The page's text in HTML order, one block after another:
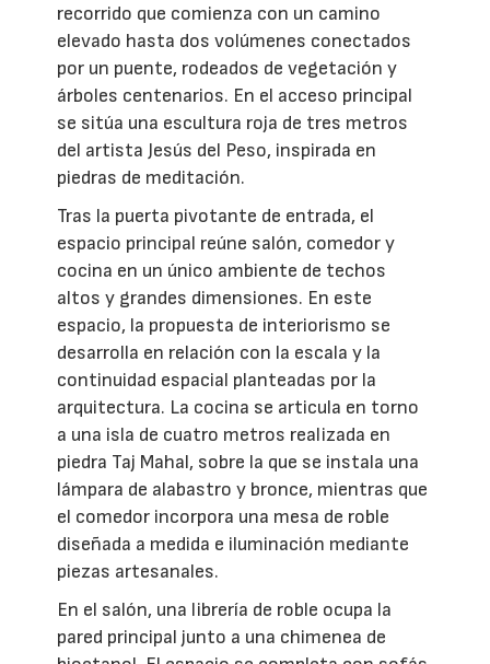
recorrido que comienza con un camino
elevado hasta dos volúmenes conectados
por un puente, rodeados de vegetación y
árboles centenarios. En el acceso principal
se sitúa una escultura roja de tres metros
del artista Jesús del Peso, inspirada en
piedras de meditación.
Tras la puerta pivotante de entrada, el
espacio principal reúne salón, comedor y
cocina en un único ambiente de techos
altos y grandes dimensiones. En este
espacio, la propuesta de interiorismo se
desarrolla en relación con la escala y la
continuidad espacial planteadas por la
arquitectura. La cocina se articula en torno
a una isla de cuatro metros realizada en
piedra Taj Mahal, sobre la que se instala una
lámpara de alabastro y bronce, mientras que
el comedor incorpora una mesa de roble
diseñada a medida e iluminación mediante
piezas artesanales.
En el salón, una librería de roble ocupa la
pared principal junto a una chimenea de